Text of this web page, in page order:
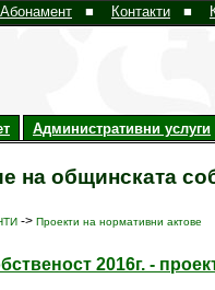
Абонамент ■ Контакти ■
Административни услуги
на общинската
-> Проекти на нормативни актове
2016г. -